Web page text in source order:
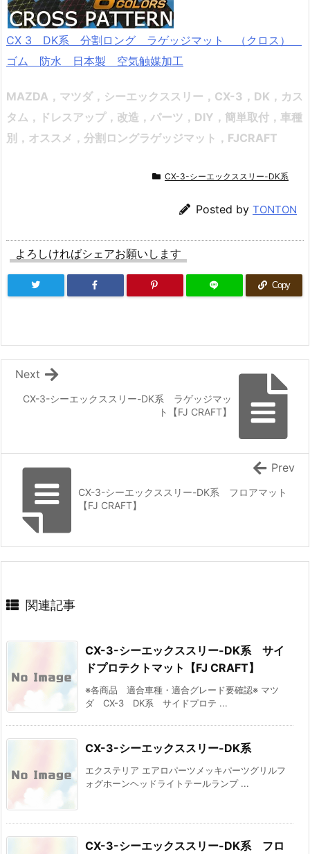
CX 3 DK系 分割ロング ラゲッジマット （クロス）
ゴム 防水 日本製 空気触媒加工
MAZDA，マツダ，シーエックススリー，CX-3，DK， カス
タム，ドレスアップ，改造，パーツ，DIY，簡単取付，車種
別，オススメ ，分割ロングラゲッジマット，FJCRAFT
CX-3-シーエックススリー-DK系
Posted by TONTON
よろしければシェアお願いします
Copy
CX-3-シーエックススリー-DK系 ラゲッジマッ
ト【FJ CRAFT】
Next
CX-3-シーエックススリー-DK系 フロアマット
【FJ CRAFT】
Prev
関連記事
CX-3-シーエックススリー-DK系 サイ
ドプロテクトマット【FJ CRAFT】
※各商品 適合車種・適合グレード要確認※ マツ
ダ CX-3 DK系 サイドプロテ ...
CX-3-シーエックススリー-DK系
エクステリア エアロパーツメッキパーツグリルフ
ォグホーンヘッドライトテールランプ ...
CX-3-シーエックススリー-DK系 フロ